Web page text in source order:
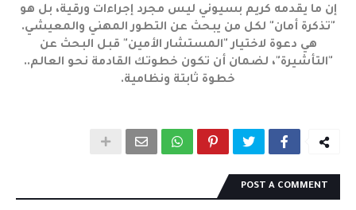
إن ما يقدمه كريم بسيوني ليس مجرد إجراءات ورقية، بل هو
"تذكرة أمان" لكل من يبحث عن التطور المهني والمعيشي.
هي دعوة لاختيار "المستشار الأمين" قبل البحث عن
"التأشيرة"، لضمان أن تكون خطوتك القادمة نحو العالم..
خطوة ثابتة ونظامية.
POST A COMMENT